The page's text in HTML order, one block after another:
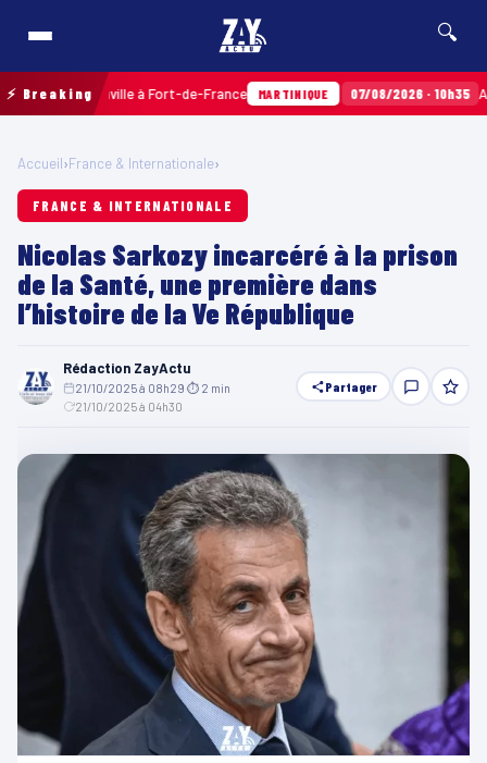
🔍
⚡ Breaking
Sainville à Fort-de-France MARTINIQUE 07/08/2026 · 10h35 Airbags
Accueil›France & Internationale›
FRANCE & INTERNATIONALE
Nicolas Sarkozy incarcéré à la prison
de la Santé, une première dans
l’histoire de la Ve République
Rédaction ZayActu
21/10/2025 à 08h29 ⏱ 2 min
21/10/2025 à 04h30
Partager